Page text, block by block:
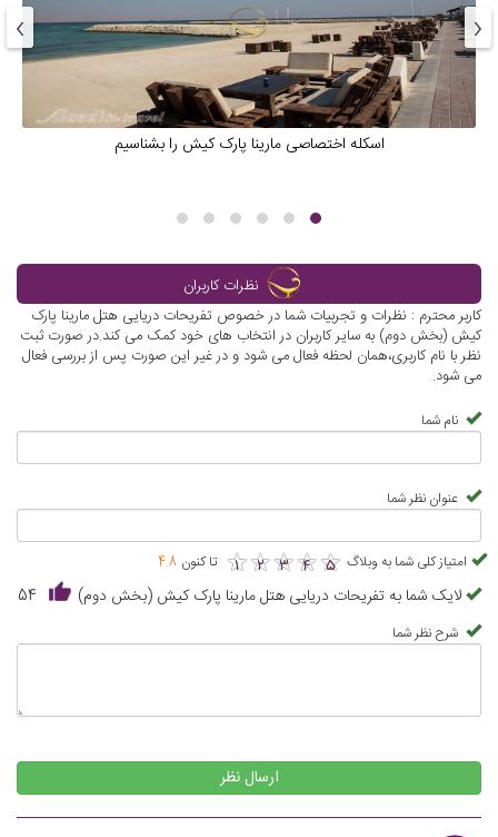
اسکله اختصاصی مارینا پارک کیش را بشناسیم
‹
›
نظرات کاربران
کاربر محترم : نظرات و تجربیات شما در خصوص تفریحات دریایی هتل مارینا پارک
کیش (بخش دوم) به سایر کاربران در انتخاب های خود کمک می کند.در صورت ثبت
نظر با نام کاربری،همان لحظه فعال می شود و در غیر این صورت پس از بررسی فعال
می شود.
نام شما
عنوان نظر شما
امتیاز کلی شما به وبلاگ ★
1 ★
2 ★
3 ★
4 ★
5
★★★★★ تا کنون 4.8
لایک شما به تفریحات دریایی هتل مارینا پارک کیش (بخش دوم) 54
شرح نظر شما
ارسال نظر